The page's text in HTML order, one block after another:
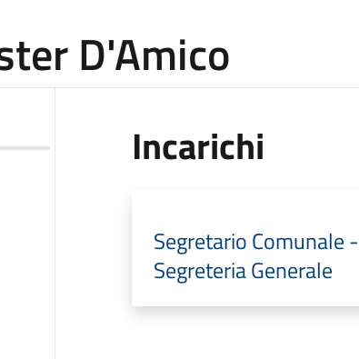
D'Amico
Incarichi
Segretario Comunale -
Segreteria Generale